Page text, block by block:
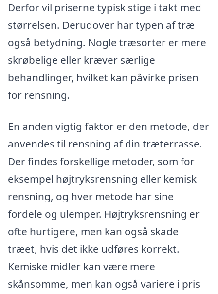
Derfor vil priserne typisk stige i takt med
størrelsen. Derudover har typen af træ
også betydning. Nogle træsorter er mere
skrøbelige eller kræver særlige
behandlinger, hvilket kan påvirke prisen
for rensning.
En anden vigtig faktor er den metode, der
anvendes til rensning af din træterrasse.
Der findes forskellige metoder, som for
eksempel højtryksrensning eller kemisk
rensning, og hver metode har sine
fordele og ulemper. Højtryksrensning er
ofte hurtigere, men kan også skade
træet, hvis det ikke udføres korrekt.
Kemiske midler kan være mere
skånsomme, men kan også variere i pris